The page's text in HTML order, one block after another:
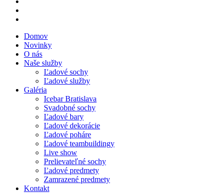
Domov
Novinky
O nás
Naše služby
Ľadové sochy
Ľadové služby
Galéria
Icebar Bratislava
Svadobné sochy
Ľadové bary
Ľadové dekorácie
Ľadové poháre
Ľadové teambuildingy
Live show
Prelievateľné sochy
Ľadové predmety
Zamrazené predmety
Kontakt